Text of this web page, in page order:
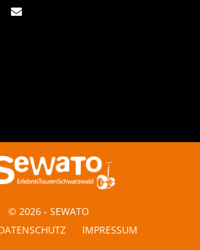
© 2026 - SEWATO
IMPRESSUM